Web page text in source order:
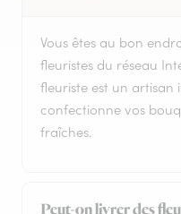
Vous êtes au bon
fleuristes du réseau
fleuriste est un artisan
confectionne vos
fraîches.